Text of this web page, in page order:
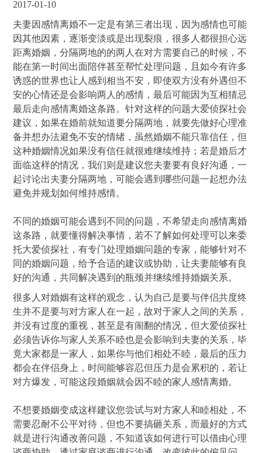
2017-01-10
夫妻因感情离婚不一定是有第三者出现，因为感情也可能
因其他因素，逐渐变淡或是出现裂痕，很多人都很担心远
距离婚姻，分隔两地的的两人在对方需要自己的时候，不
能在第一时间出面陪伴甚至帮忙处理问题，且如今有许多
诱惑的世界也让人感到相当不安，即使双方没有外遇但不
安的心情还是会影响两人的感情，最后可能因为互相猜忌
最后走向感情离婚这条路。针对这样的问题大爱侦探社会
建议，如果在婚前就知道要分隔两地，就要先做好心理准
备并想办法避免不安的情绪，虽然婚姻不能只靠信任，但
这种婚姻情况如果没有信任就很难继续维持；若是婚后才
面临这样的情况，我们则是建议您夫妻要有良好沟通，一
起讨论出夫妻分隔两地，可能会遇到哪些问题一起想办法
避免并规划如何维持感情。
不同的婚姻可能会遇到不同的问题，不希望走向感情离婚
这条路，就要懂得解决事情，若不了解如何处理可以来委
托大爱侦探社，有专门处理婚姻问题的专家，能够针对不
同的婚姻问题，给予合适的建议或协助，让夫妻能够有良
好的沟通，共同解决遇到的瓶颈并继续维持婚姻关系。
很多人对婚姻有这样的观念，认为自己是要与伴侣共度终
生并不是要与对方家人在一起，故对于家人之间的关系，
并没有过度的重视，甚至是有闹翻的情况，但大爱侦探社
必须告诉你与家人关系不睦也是会影响到夫妻的关系，毕
竟大家都是一家人，如果你与他们相处不睦，最后的压力
都会在伴侣身上，时间能够容忍但压力是会累积的，若让
对方爆发，可能这段婚姻就会因不睦的家人感情离婚。
不想要婚姻变成这样建议您尝试与对方家人和睦相处，不
需要忍耐不公平对待，但也不要搞砸关系，而最好的方式
就是进行沟通改善问题，不知道该如何进行可以借由心理